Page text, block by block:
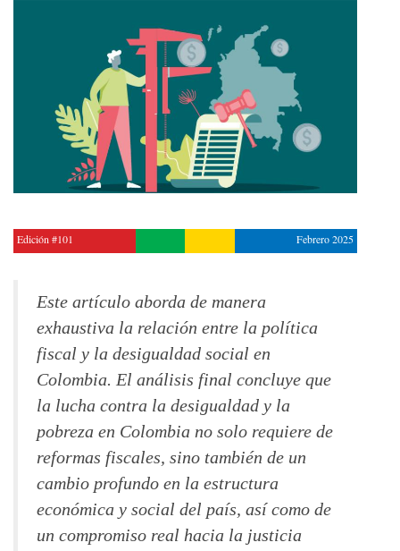
Edición #101 Febrero 2025
Este artículo aborda de manera
exhaustiva la relación entre la política
fiscal y la desigualdad social en
Colombia. El análisis final concluye que
la lucha contra la desigualdad y la
pobreza en Colombia no solo requiere de
reformas fiscales, sino también de un
cambio profundo en la estructura
económica y social del país, así como de
un compromiso real hacia la justicia